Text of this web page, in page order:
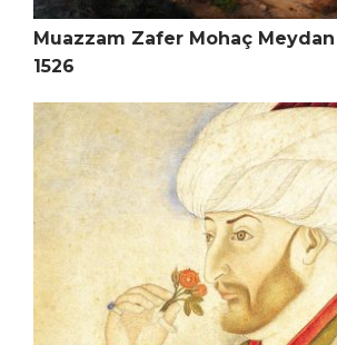
Muazzam Zafer Mohaç
1526